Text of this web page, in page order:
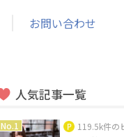
お問い合わせ
人気記事一覧
119.5k件の